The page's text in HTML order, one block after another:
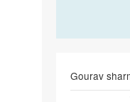
Gourav